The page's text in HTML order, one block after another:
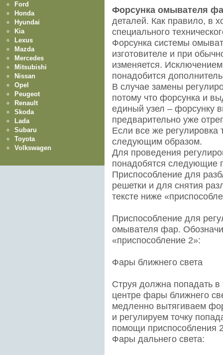
Форсунка омывателя
деталей. Как правило, в
специального
Форсунка системы
изготовителе и при
изменяется.
понадобится
В случае замены
потому что форсунка и
единый узел – форсунку
предварительно уже
Если все же регулировка
следующим образом.
Для проведения
понадобятся следующие
Приспособление для
решетки и для снятия
тексте ниже
Приспособление для
омывателя фар.
«приспособление 2»:
Фары ближнего света
Струя должна попадать
центре фары ближнего
медленно вытягиваем
и регулируем точку
помощи приспособления
Фары дальнего света:
Ford
Honda
Hyundai
Kia
Lexus
Mazda
Mercedes
Mitsubishi
Nissan
Opel
Peugeot
Renault
Skoda
Lada
Subaru
Toyota
Volkswagen